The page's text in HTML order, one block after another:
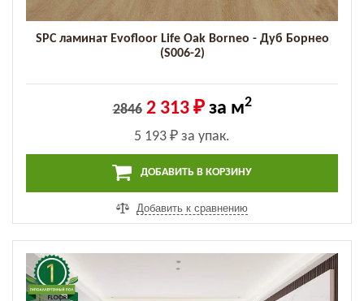
SPC ламинат Evofloor Life Oak Borneo - Дуб Борнео
(S006-2)
2846 2 313 ₽за м2
5 193 ₽ за упак.
ДОБАВИТЬ В КОРЗИНУ
Добавить к сравнению